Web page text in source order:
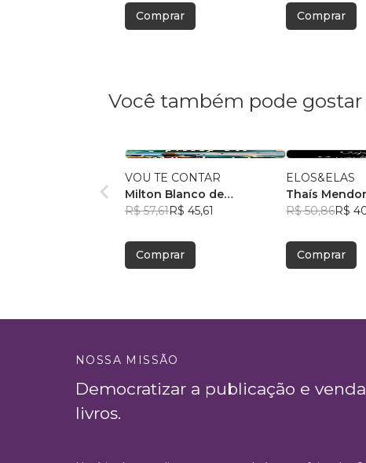
Comprar
Comprar
Você também pode gostar
VOU TE CONTAR
Milton Blanco de
Abrunhosa Trindade Filho
R$ 57,61R$ 45,61
Comprar
ELOS&ELAS
Thaís
+23
R$ 50,86R$
Comprar
NOSSA MISSÃO
Democratizar a publicação e
livros.